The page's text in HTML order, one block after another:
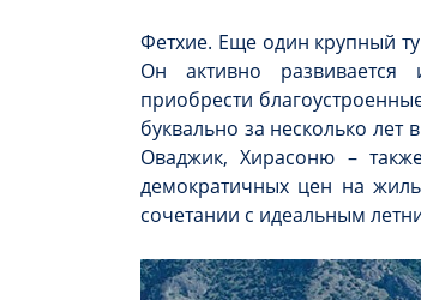
Фетхие. Еще один крупный
Он активно развивается
приобрести
буквально за несколько лет
Оваджик, Хирасоню –
демократичных цен на
сочетании с идеальным